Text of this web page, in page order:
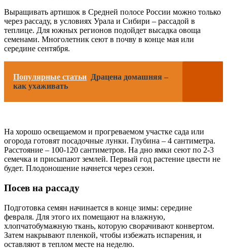
Выращивать артишок в Средней полосе России можно только
через рассаду, в условиях Урала и Сибири – рассадой в
теплице. Для южных регионов подойдет высадка овоща
семенами. Многолетник сеют в почву в конце мая или
середине сентября.
Популярные статьи Драцена домашняя –
как ухаживать
На хорошо освещаемом и прогреваемом участке сада или
огорода готовят посадочные лунки. Глубина – 4 сантиметра.
Расстояние – 100-120 сантиметров. На дно ямки сеют по 2-3
семечка и присыпают землей. Первый год растение цвести не
будет. Плодоношение начнется через сезон.
Посев на рассаду
Подготовка семян начинается в конце зимы: середине
февраля. Для этого их помещают на влажную,
хлопчатобумажную ткань, которую сворачивают конвертом.
Затем накрывают пленкой, чтобы избежать испарения, и
оставляют в теплом месте на неделю.